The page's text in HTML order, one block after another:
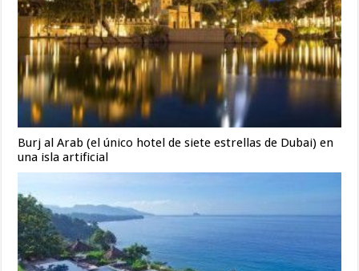
Burj al Arab (el único hotel de siete estrellas de Dubai) en
una isla artificial